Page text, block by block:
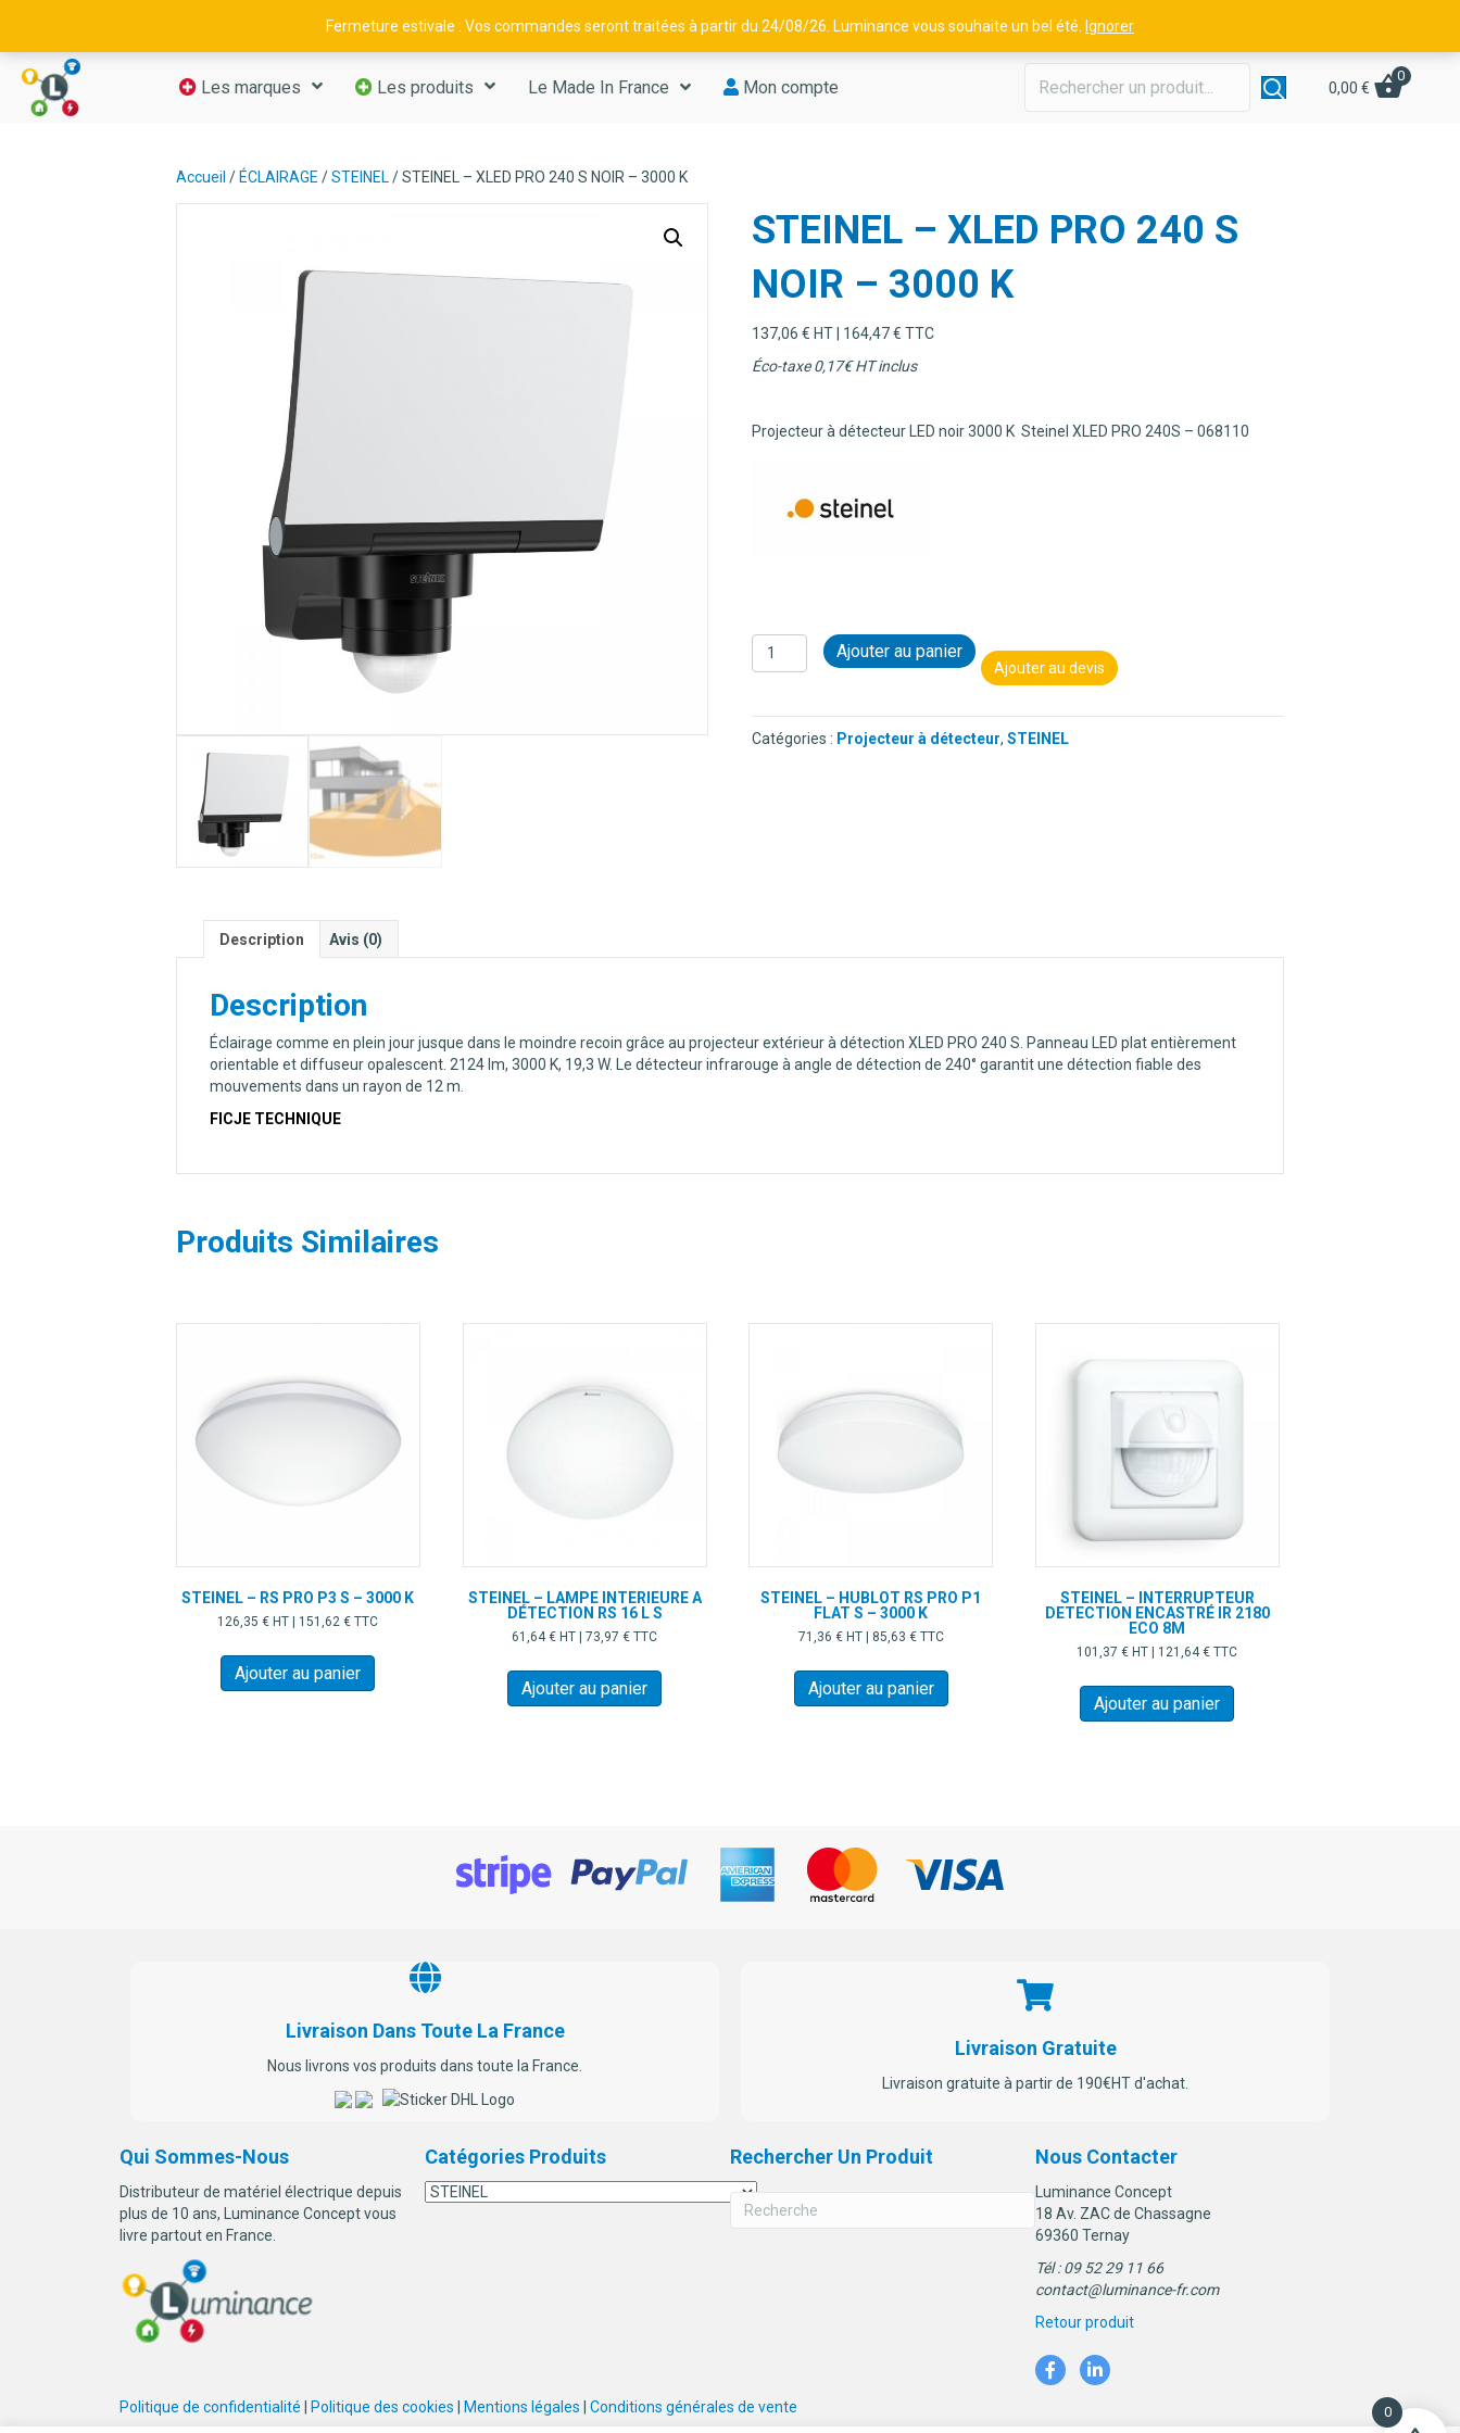
Fermeture estivale : Vos commandes seront traitées à partir du 24/08/26. Luminance vous souhaite un bel été. Ignorer
0
contact@luminance-fr.com
Les marques Les produits Le Made In France Mon compte 0,00 €
0
Accueil / ÉCLAIRAGE /STEINEL / STEINEL – XLED PRO 240 S NOIR – 3000 K
STEINEL – XLED PRO 240 S
NOIR – 3000 K
137,06€ HT | 164,47€ TTC
Éco-taxe 0,17€ HT inclus
Projecteur à détecteur LED noir 3000 K Steinel XLED PRO 240S – 068110
quantité
de
XLED
Ajouter au panier
Ajouter au devis
Catégories : Projecteur à détecteur,STEINEL
Description Avis (0)
Description
Éclairage comme en plein jour jusque dans le moindre recoin grâce au projecteur extérieur à détection XLED PRO 240 S. Panneau LED plat entièrement
orientable et diffuseur opalescent. 2124 lm, 3000 K, 19,3 W. Le détecteur infrarouge à angle de détection de 240° garantit une détection fiable des
mouvements dans un rayon de 12 m.
FICJE TECHNIQUE
Produits Similaires
STEINEL – RS PRO P3 S – 3000 K
126,35€ HT | 151,62€ TTC
Ajouter au panier
STEINEL – LAMPE INTERIEURE A
DÉTECTION RS 16 L S
61,64€ HT |73,97€ TTC
Ajouter au panier
STEINEL – HUBLOT RS PRO P1
FLAT S – 3000 K
71,36 €HT | 85,63 €TTC
Ajouter au panier
STEINEL – INTERRUPTEUR
DETECTION ENCASTRÉ IR 2180
ECO 8M
101,37€ HT | 121,64€ TTC
Ajouter au panier
Livraison Dans Toute La France
Nous livrons vos produits dans toute la France.
Livraison Gratuite
Livraison gratuite à partir de 190€HT d'achat.
Qui Sommes-Nous
Distributeur de matériel électrique depuis
plus de 10 ans, Luminance Concept vous
livre partout en France.
Catégories Produits Rechercher Un Produit Nous Contacter
Luminance Concept
18 Av. ZAC de Chassagne
69360 Ternay
Tél : 09 52 29 11 66
contact@luminance-fr.com
Retour produit
Politique de confidentialité Politique des cookies Mentions légales Conditions générales de vente